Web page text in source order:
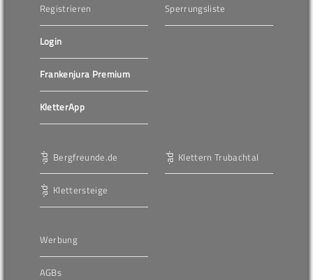
Registrieren
Login
Frankenjura Premium
KletterApp
Sperrungsliste
Bergfreunde.de
Klettersteige
Klettern Trubachtal
Werbung
AGBs